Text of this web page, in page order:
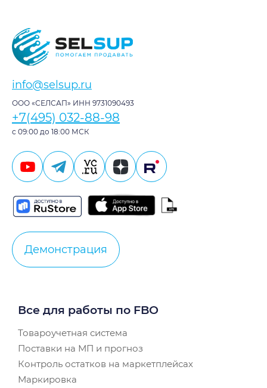
info@selsup.ru
ООО «СЕЛСАП» ИНН 9731090493
+7(495) 032-88-98
с 09:00 до 18:00 МСК
Демонстрация
Все для работы по FBO
Товароучетная система
Поставки на МП и прогноз
Контроль остатков на маркетплейсах
Маркировка